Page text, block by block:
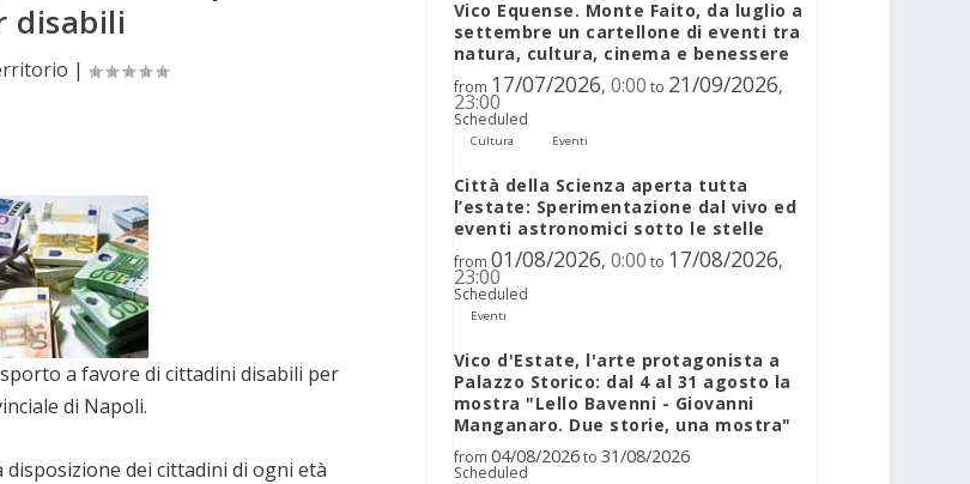
disabili
|
a favore di cittadini disabili per
di Napoli.
disposizione dei cittadini di ogni età
Vico Equense. Monte Faito, da luglio a
settembre un cartellone di eventi tra
natura, cultura, cinema e benessere
from 17/07/2026, 0:00 to 21/09/2026,
23:00
Scheduled
Cultura Eventi
Città della Scienza aperta tutta
l’estate: Sperimentazione dal vivo ed
eventi astronomici sotto le stelle
from 01/08/2026, 0:00 to 17/08/2026,
23:00
Scheduled
Eventi
Vico d'Estate, l'arte protagonista a
Palazzo Storico: dal 4 al 31 agosto la
mostra "Lello Bavenni - Giovanni
Manganaro. Due storie, una mostra"
from 04/08/2026to 31/08/2026
Scheduled